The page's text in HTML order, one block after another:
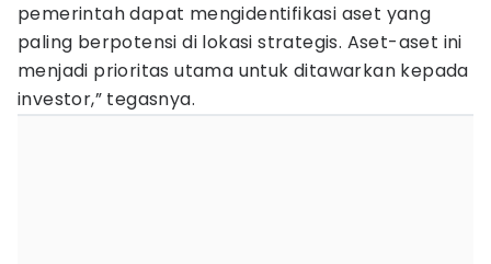
pemerintah dapat mengidentifikasi aset yang
paling berpotensi di lokasi strategis. Aset-aset ini
menjadi prioritas utama untuk ditawarkan kepada
investor,” tegasnya.